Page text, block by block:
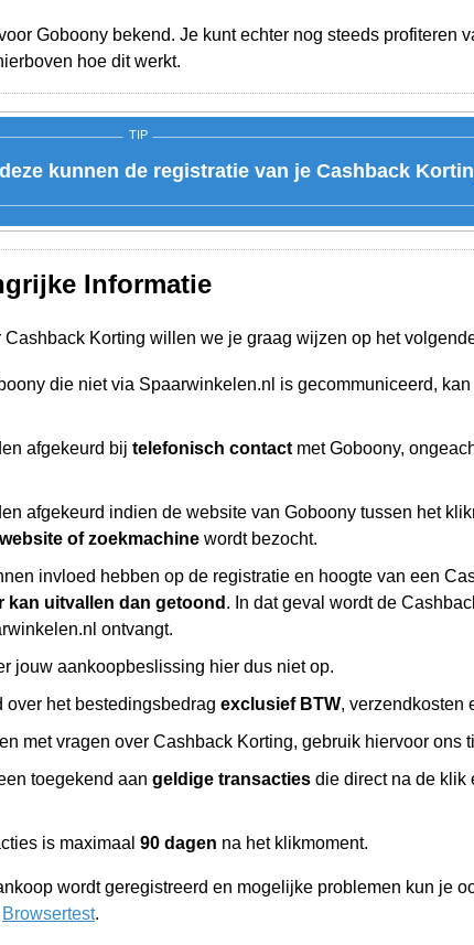
Goboony bekend. Je kunt echter nog steeds profiteren
hoe dit werkt.
TIP
kunnen de registratie van je Cashback
Informatie
Cashback Korting willen we je graag wijzen op het
die niet via Spaarwinkelen.nl is gecommuniceerd,
afgekeurd bij telefonisch contact met Goboony,
afgekeurd indien de website van Goboony tussen het
of zoekmachine wordt bezocht.
invloed hebben op de registratie en hoogte van een
kan uitvallen dan getoond . In dat geval wordt de
ontvangt.
jouw aankoopbeslissing hier dus niet op.
het bestedingsbedrag exclusief BTW, verzendkosten
met vragen over Cashback Korting, gebruik hiervoor ons
toegekend aan geldige transacties die direct na de klik
is maximaal 90 dagen na het klikmoment.
wordt geregistreerd en mogelijke problemen kun je
Browsertest.